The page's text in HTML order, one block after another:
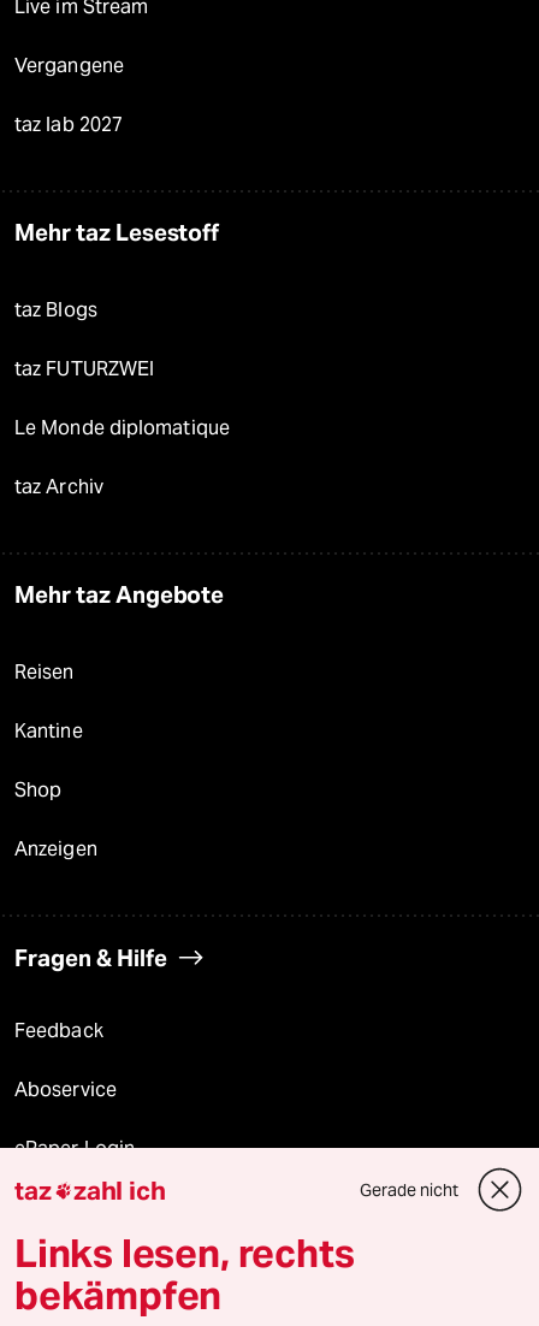
Live im Stream
Vergangene
taz lab 2027
Mehr taz Lesestoff
taz Blogs
taz FUTURZWEI
Le Monde diplomatique
taz Archiv
Mehr taz Angebote
Reisen
Kantine
Shop
Anzeigen
Fragen & Hilfe
Feedback
Aboservice
ePaper Login
Downloads für Abonnierende
© 2026 taz Verlags und Vertriebs GmbH
taz zahl ich Gerade nicht
Links lesen, rechts
bekämpfen